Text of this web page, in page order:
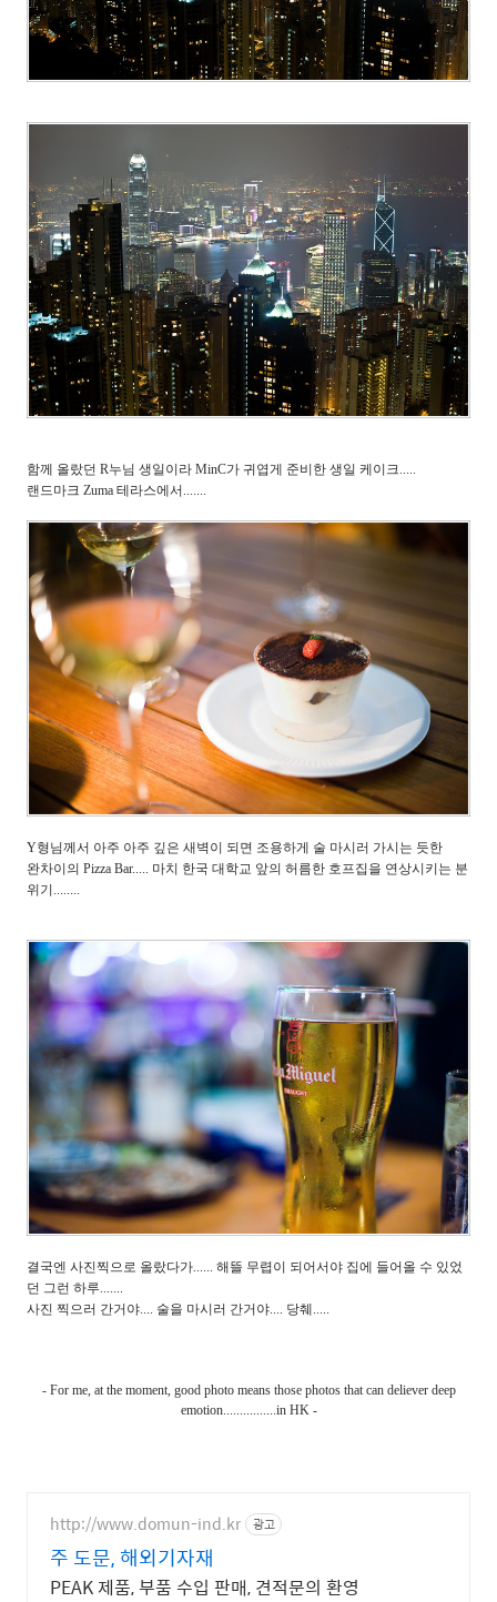
함께 올랐던 R누님 생일이라 MinC가 귀엽게 준비한 생일 케이크.....
랜드마크 Zuma 테라스에서.......
Y형님께서 아주 아주 깊은 새벽이 되면 조용하게 술 마시러 가시는 듯한
완차이의 Pizza Bar..... 마치 한국 대학교 앞의 허름한 호프집을 연상시키는 분
위기........
결국엔 사진찍으로 올랐다가...... 해뜰 무렵이 되어서야 집에 들어올 수 있었
던 그런 하루.......
사진 찍으러 간거야.... 술을 마시러 간거야.... 당췌.....
- For me, at the moment, good photo means those photos that can deliever deep
emotion................in HK -
http://www.domun-ind.kr 광고
주 도문, 해외기자재
PEAK 제품, 부품 수입 판매, 견적문의 환영